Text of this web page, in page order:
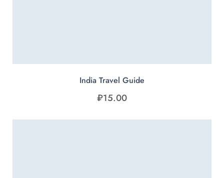
India Travel Guide
₽15.00